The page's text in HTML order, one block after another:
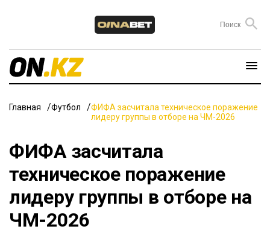
Главная Футбол
ФИФА засчитала техническое поражение
лидеру группы в отборе на ЧМ-2026
ФИФА засчитала
техническое поражение
лидеру группы в отборе на
ЧМ-2026